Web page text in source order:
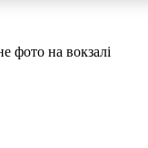
фото на вокзалі